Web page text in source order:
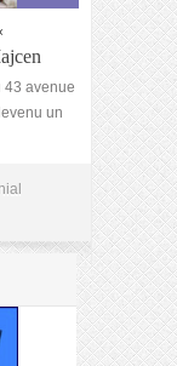
43 avenue
un